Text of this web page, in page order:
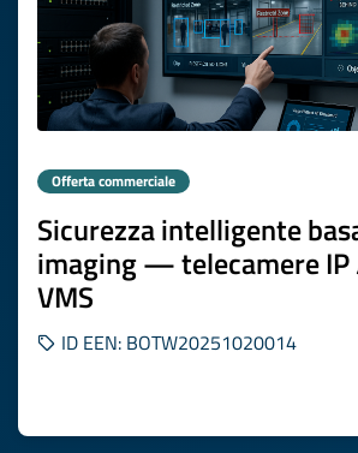
Offerta commerciale
Sicurezza intelligente
imaging — telecamere IP
VMS
ID EEN: BOTW20251020014